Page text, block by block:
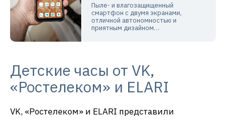
Пыле- и влагозащищенный
смартфон с двумя экранами,
отличной автономностью и
приятным дизайном…
Детские часы от VK,
«Ростелеком» и ELARI
VK, «Ростелеком» и ELARI представили